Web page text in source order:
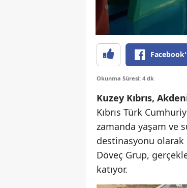
Okunma Süresi: 4 dk
Kuzey Kıbrıs,
Kıbrıs Türk
zamanda yaşam ve
destinasyonu olarak
Döveç Grup,
katıyor.